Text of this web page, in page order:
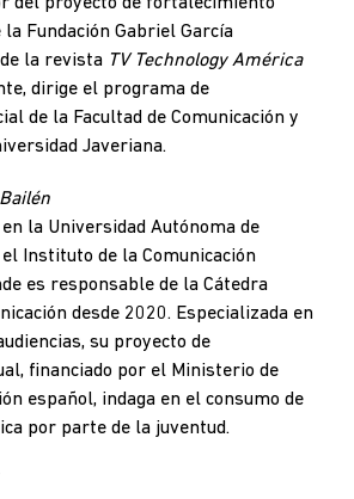
Fundación Gabriel García
la revista TV Technology América
dirige el programa de
de la Facultad de Comunicación y
Javeriana.
la Universidad Autónoma de
Instituto de la Comunicación
es responsable de la Cátedra
desde 2020. Especializada en
su proyecto de
financiado por el Ministerio de
español, indaga en el consumo de
por parte de la juventud.